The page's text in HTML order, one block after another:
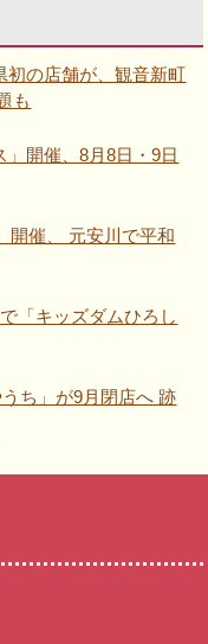
初の店舗が、観音新町
も
」開催、8月8日・9日
開催、 元安川で平和
「キッズダムひろし
ち」が9月閉店へ 跡